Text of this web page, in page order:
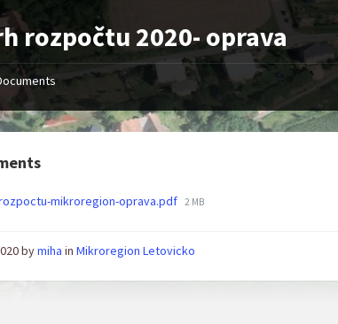
rozpočtu 2020- oprava
mikroregion-oprava.pdf File
2 MB
bymiha inMikroregion Letovicko